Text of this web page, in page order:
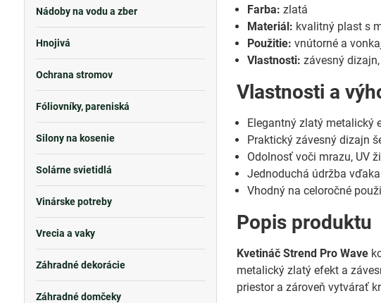
Farba: zlatá
Materiál: kvalitný plast s
Použitie: vnútorné a
Vlastnosti: závesný
Vlastnosti a
Elegantný zlatý metalický
Praktický závesný dizajn
Odolnosť voči mrazu, UV
Jednoduchá údržba
Vhodný na celoročné
Popis produktu
Kvetináč Strend Pro Wave
metalický zlatý efekt a
priestor a zároveň vytvárať
Nádoby na vodu a zber
Hnojivá
Ochrana stromov
Fóliovníky, pareniská
Silony na kosenie
Solárne svietidlá
Vinárske potreby
Vrecia a vaky
Záhradné dekorácie
Záhradné domčeky